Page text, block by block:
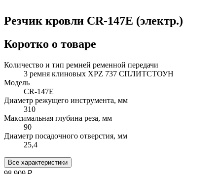
Резчик кровли CR-147E (электр.)
Коротко о товаре
Количество и тип ремней ременной передачи
3 ремня клиновых XPZ 737 СПЛИТСТОУН
Модель
CR-147E
Диаметр режущего инструмента, мм
310
Максимальная глубина реза, мм
90
Диаметр посадочного отверстия, мм
25,4
Все характеристики